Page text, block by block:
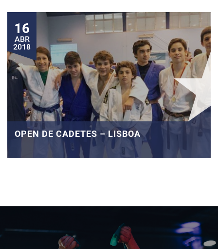
16
ABR
2018
OPEN DE CADETES – LISBOA